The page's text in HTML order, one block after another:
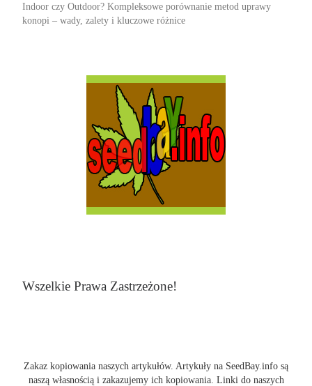
Indoor czy Outdoor? Kompleksowe porównanie metod uprawy
konopi – wady, zalety i kluczowe różnice
Wszelkie Prawa Zastrzeżone!
Zakaz kopiowania naszych artykułów. Artykuły na SeedBay.info są
naszą własnością i zakazujemy ich kopiowania. Linki do naszych